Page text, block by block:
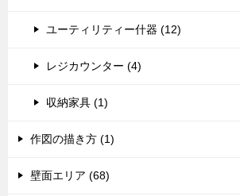
ユーティリティー什器 (12)
レジカウンター (4)
収納家具 (1)
作図の描き方 (1)
壁面エリア (68)